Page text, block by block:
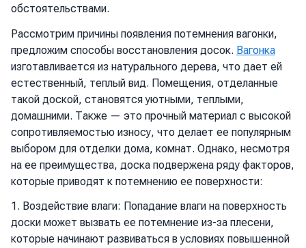
обстоятельствами.
Рассмотрим причины появления потемнения вагонки,
предложим способы восстановления досок. Вагонка
изготавливается из натурального дерева, что дает ей
естественный, теплый вид. Помещения, отделанные
такой доской, становятся уютными, теплыми,
домашними. Также — это прочный материал с высокой
сопротивляемостью износу, что делает ее популярным
выбором для отделки дома, комнат. Однако, несмотря
на ее преимущества, доска подвержена ряду факторов,
которые приводят к потемнению ее поверхности:
1. Воздействие влаги: Попадание влаги на поверхность
доски может вызвать ее потемнение из-за плесени,
которые начинают развиваться в условиях повышенной